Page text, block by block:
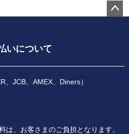
いについて
、JCB、AMEX、Diners）
は、お客さまのご負担となります。